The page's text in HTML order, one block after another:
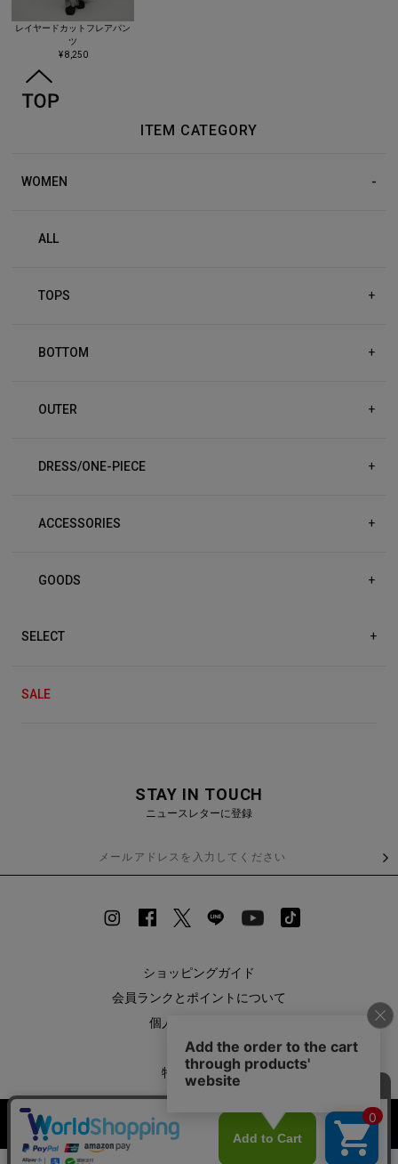
カラー・サイズを選択する
レイヤードカットフレアパン
ツ
¥ 8,250
ITEM CATEGORY
WOMEN
ALL
TOPS +
BOTTOM +
OUTER +
DRESS/ONE-PIECE +
ACCESSORIES +
GOODS +
SELECT +
SALE
STAY IN TOUCH
ニュースレターに登録
ショッピングガイド
会員ランクとポイントについて
個人情報保護方針
利用規約
特定商取引法
お問い合わせ
企業情報
【期間限定】
新規会員登録キャンペーン開催！